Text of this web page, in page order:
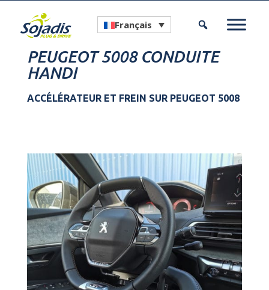
Français
PEUGEOT 5008 CONDUITE
HANDI
ACCÉLÉRATEUR ET FREIN SUR PEUGEOT 5008